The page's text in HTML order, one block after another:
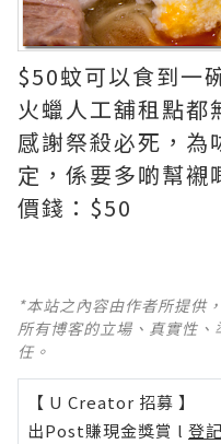
$50蚊可以食到一
火蠟人工舖租點都
感謝祭殺必死，為
定，係要多啲幫襯
價錢：$50
*本站之內容由作者所提供
所有博客的立場、真實性
任。
【 U Creator 招募 】
出Post賺現金獎賞 l 登